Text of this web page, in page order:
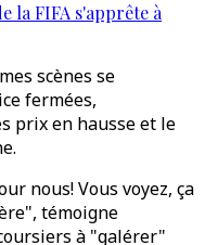
la FIFA s'apprête à
scènes se
fermées,
prix en hausse et le
nous! Vous voyez, ça
témoigne
à "galérer"